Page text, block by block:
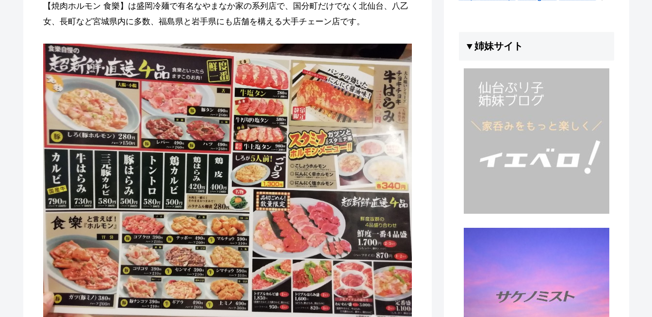
【焼肉ホルモン 食樂】は盛岡冷麺で有名なやまなか家の系列店で、国分町だけでなく北仙台、八乙
女、長町など宮城県内に多数、福島県と岩手県にも店舗を構える大手チェーン店です。
▼姉妹サイト